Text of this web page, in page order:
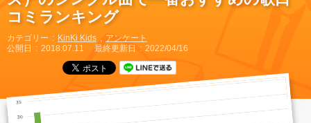
コミランキング
カテゴリー KinKi Kids
アンケート
公開日
2018.07.11 最終更新日 2022/04/16